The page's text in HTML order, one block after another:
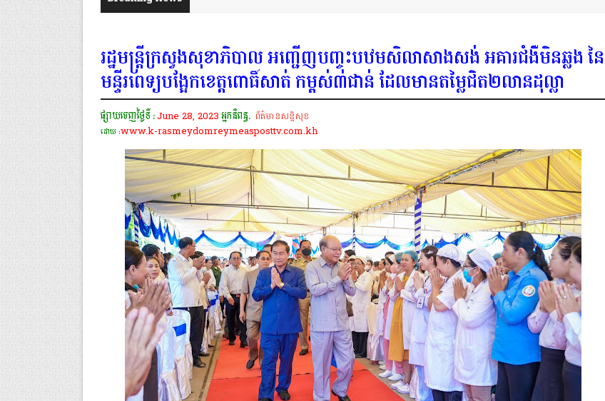
រដ្ឋមន្រ្តីក្រសួងសុខាភិបាល អញ្ជើញបញ្ចុះបឋមសិលាសាងសង់ អគារជំងឺមិនឆ្លង នៃ
មន្ទីរពេទ្យបង្អែកខេត្តពោធិ៍សាត់ កម្ពស់៣ជាន់ ដែលមានតម្លៃជិត២លានដុល្លា
ផ្សាយចេញថ្ងៃទី :June 28, 2023អ្នកនិពន្ធ. ព័ត៌មានសន្តិសុខ
ដោយ :www.k-rasmeydomreymeasposttv.com.kh